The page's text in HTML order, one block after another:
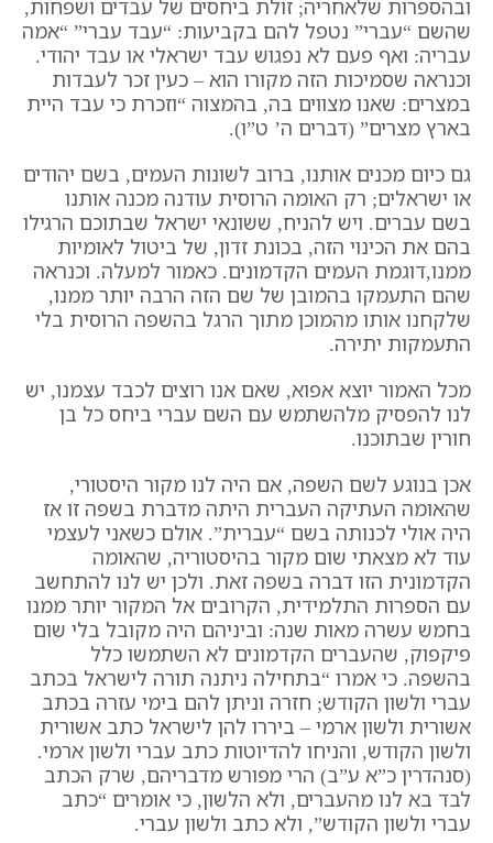
ובהספרות שלאחריה; זולת ביחסים של עבדים ושפחות,
שהשם “עברי” נטפל להם בקביעות: “עבד עברי” “אמה
עבריה: ואף פעם לא נפגוש עבד ישראלי או עבד יהודי.
וכנראה שסמיכות הזה מקורו הוא – כעין זכר לעבדות
במצרים: שאנו מצווים בה, בהמצוה “וזכרת כי עבד היית
בארץ מצרים” (דברים ה’ ט”ו).
גם כיום מכנים אותנו, ברוב לשונות העמים, בשם יהודים
או ישראלים; רק האומה הרוסית עודנה מכנה אותנו
בשם עברים. ויש להניח, ששונאי ישראל שבתוכם הרגילו
בהם את הכינוי הזה, בכונת זדון, של ביטול לאומיות
ממנו,דוגמת העמים הקדמונים. כאמור למעלה. וכנראה
שהם התעמקו בהמובן של שם הזה הרבה יותר ממנו,
שלקחנו אותו מהמוכן מתוך הרגל בהשפה הרוסית בלי
התעמקות יתירה.
מכל האמור יוצא אפוא, שאם אנו רוצים לכבד עצמנו, יש
לנו להפסיק מלהשתמש עם השם עברי ביחס כל בן
חורין שבתוכנו.
אכן בנוגע לשם השפה, אם היה לנו מקור היסטורי,
שהאומה העתיקה העברית היתה מדברת בשפה זו אז
היה אולי לכנותה בשם “עברית”. אולם כשאני לעצמי
עוד לא מצאתי שום מקור בהיסטוריה, שהאומה
הקדמונית הזו דברה בשפה זאת. ולכן יש לנו להתחשב
עם הספרות התלמידית, הקרובים אל המקור יותר ממנו
בחמש עשרה מאות שנה: וביניהם היה מקובל בלי שום
פיקפוק, שהעברים הקדמונים לא השתמשו כלל
בהשפה. כי אמרו “בתחילה ניתנה תורה לישראל בכתב
עברי ולשון הקודש; חזרה וניתן להם בימי עזרה בכתב
אשורית ולשון ארמי – ביררו להן לישראל כתב אשורית
ולשון הקודש, והניחו להדיוטות כתב עברי ולשון ארמי.
(סנהדרין כ”א ע”ב) הרי מפורש מדבריהם, שרק הכתב
לבד בא לנו מהעברים, ולא הלשון, כי אומרים “כתב
עברי ולשון הקודש”, ולא כתב ולשון עברי.